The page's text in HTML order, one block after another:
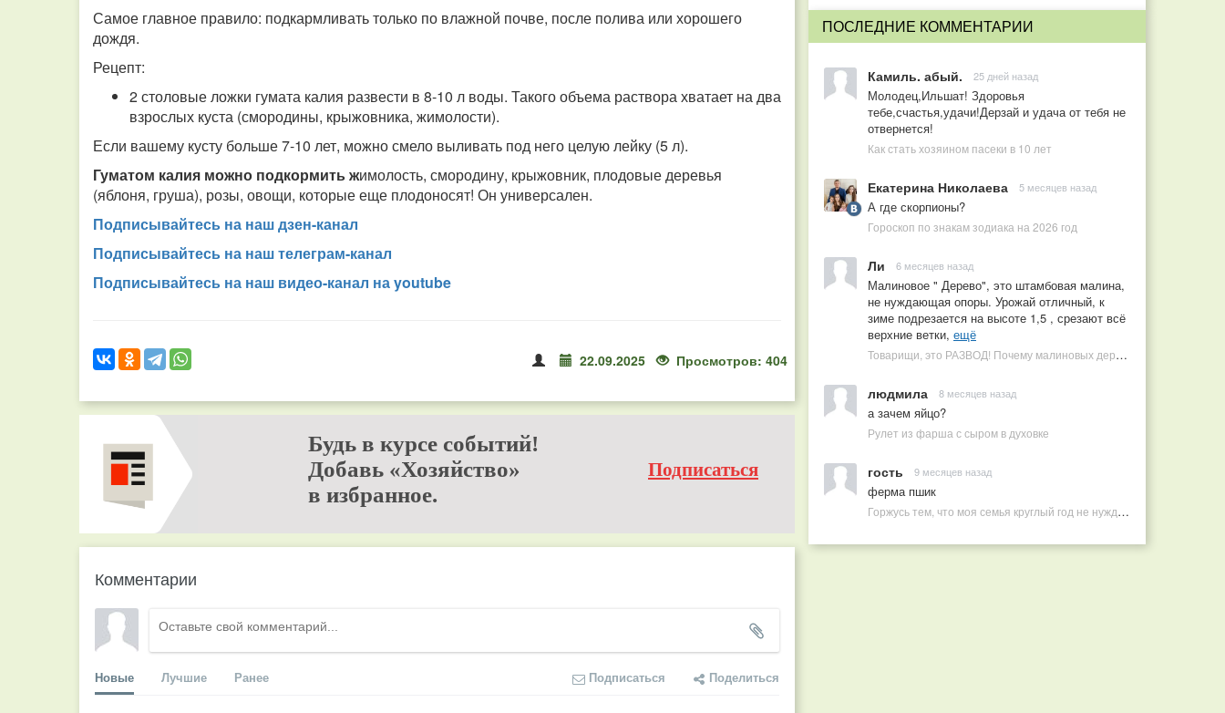
Самое главное правило: подкармливать только по влажной почве, после полива или хорошего
дождя.
Рецепт:
2 столовые ложки гумата калия развести в 8-10 л воды. Такого объема раствора хватает на два
взрослых куста (смородины, крыжовника, жимолости).
Если вашему кусту больше 7-10 лет, можно смело выливать под него целую лейку (5 л).
Гуматом калия можно подкормить жимолость, смородину, крыжовник, плодовые деревья
(яблоня, груша), розы, овощи, которые еще плодоносят! Он универсален.
Подписывайтесь на наш дзен-канал
Подписывайтесь на наш телеграм-канал
Подписывайтесь на наш видео-канал на youtube
22.09.2025 Просмотров: 404
Будь в курсе событий!
Добавь «Хозяйство»
в избранное.
Подписаться
Комментарии
Новые Лучшие Ранее Подписаться Поделиться
ПОСЛЕДНИЕ КОММЕНТАРИИ
Камиль. абый. 25 дней назад
Молодец,Ильшат! Здоровья
тебе,счастья,удачи!Дерзай и удача от тебя не
отвернется!
Как стать хозяином пасеки в 10 лет
Екатерина Николаева 5 месяцев назад
А где скорпионы?
Гороскоп по знакам зодиака на 2026 год
Ли 6 месяцев назад
Малиновое " Дерево", это штамбовая малина,
не нуждающая опоры. Урожай отличный, к
зиме подрезается на высоте 1,5 , срезают всё
верхние ветки, ещё
Товарищи, это РАЗВОД! Почему малиновых деревьев не бывает, или Как ушлые продавцы наживаются на мечтах садоводов
людмила 8 месяцев назад
а зачем яйцо?
Рулет из фарша с сыром в духовке
гость 9 месяцев назад
ферма пшик
Горжусь тем, что моя семья круглый год не нуждается в покупных витаминах